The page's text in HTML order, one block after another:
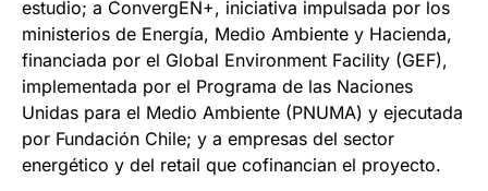
estudio; a ConvergEN+, iniciativa impulsada por los
ministerios de Energía, Medio Ambiente y Hacienda,
financiada por el Global Environment Facility (GEF),
implementada por el Programa de las Naciones
Unidas para el Medio Ambiente (PNUMA) y ejecutada
por Fundación Chile; y a empresas del sector
energético y del retail que cofinancian el proyecto.